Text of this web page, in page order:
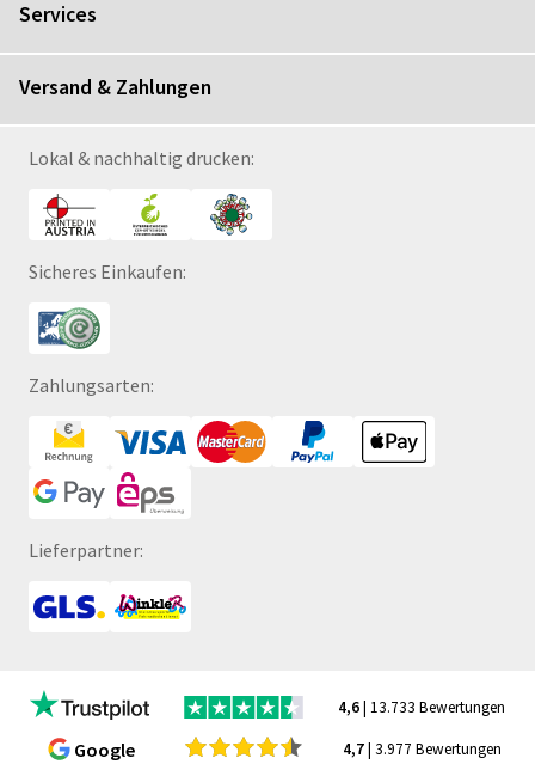
Services
Versand & Zahlungen
Lokal & nachhaltig drucken:
Sicheres Einkaufen:
Zahlungsarten:
Lieferpartner:
4,6| 13.733 Bewertungen
Google 4,7| 3.977 Bewertungen